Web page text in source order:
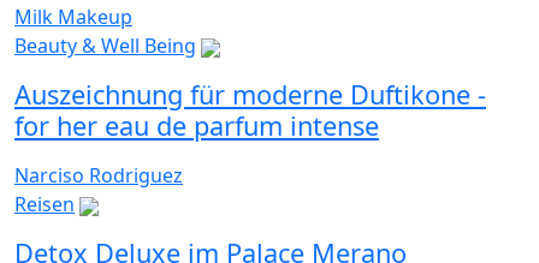
Milk Makeup
Beauty & Well Being
Auszeichnung für moderne Duftikone -
for her eau de parfum intense
Narciso Rodriguez
Reisen
Detox Deluxe im Palace Merano